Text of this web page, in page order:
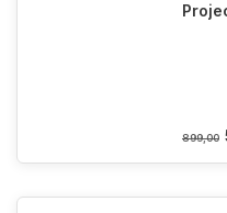
899,00